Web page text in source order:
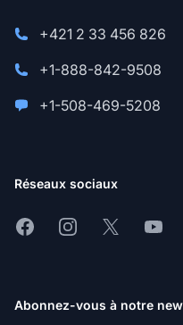
+421 2 33 456 826
+1-888-842-9508
+1-508-469-5208
Réseaux sociaux
FacebookInstagram
X
Abonnez-vous à notre